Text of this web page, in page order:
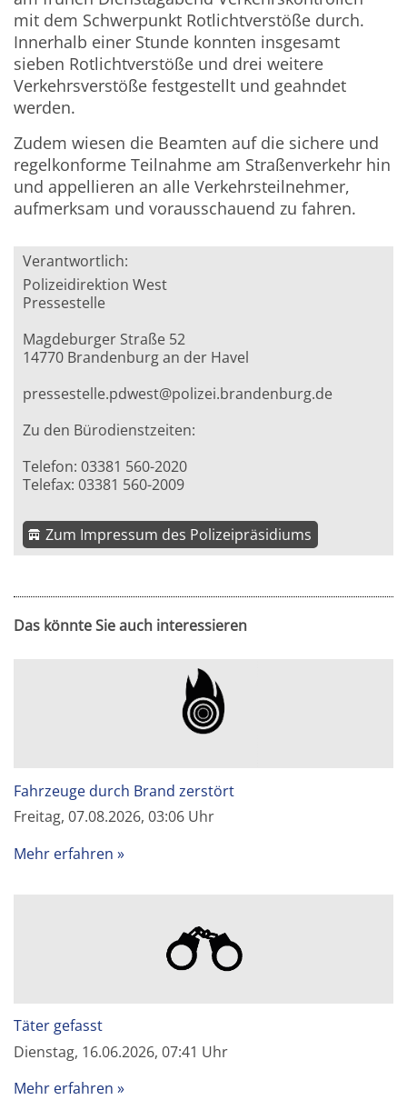
mit dem Schwerpunkt Rotlichtverstöße durch.
Innerhalb einer Stunde konnten insgesamt
sieben Rotlichtverstöße und drei weitere
Verkehrsverstöße festgestellt und geahndet
werden.
Zudem wiesen die Beamten auf die sichere und
regelkonforme Teilnahme am Straßenverkehr hin
und appellieren an alle Verkehrsteilnehmer,
aufmerksam und vorausschauend zu fahren.
Verantwortlich:
Polizeidirektion West
Pressestelle
Magdeburger Straße 52
14770 Brandenburg an der Havel
pressestelle.pdwest@polizei.brandenburg.de
Zu den Bürodienstzeiten:
Telefon: 03381 560-2020
Telefax: 03381 560-2009
Zum Impressum des Polizeipräsidiums
Das könnte Sie auch interessieren
Fahrzeuge durch Brand zerstört
Freitag, 07.08.2026, 03:06 Uhr
Mehr erfahren
Täter gefasst
Dienstag, 16.06.2026, 07:41 Uhr
Mehr erfahren